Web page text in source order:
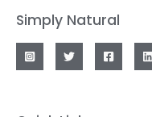
Simply Natural